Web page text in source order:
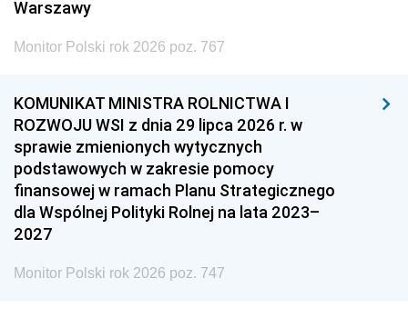
Warszawy
Monitor Polski rok 2026 poz. 767
KOMUNIKAT MINISTRA ROLNICTWA I
ROZWOJU WSI z dnia 29 lipca 2026 r. w
sprawie zmienionych wytycznych
podstawowych w zakresie pomocy
finansowej w ramach Planu Strategicznego
dla Wspólnej Polityki Rolnej na lata 2023–
2027
Monitor Polski rok 2026 poz. 747